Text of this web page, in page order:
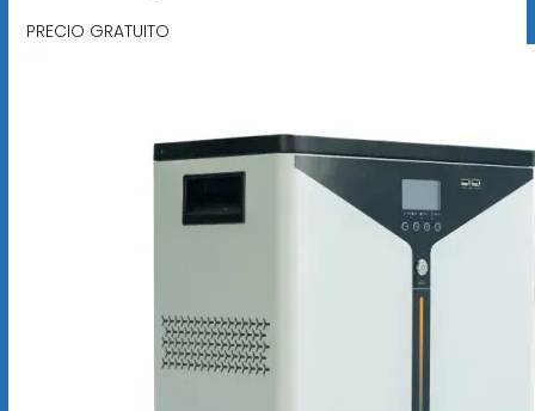
PRECIO GRATUITO